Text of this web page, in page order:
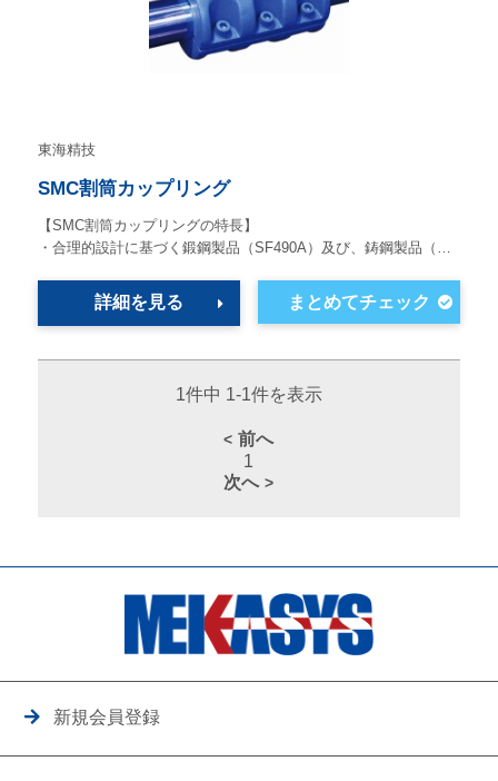
東海精技
SMC割筒カップリング
【SMC割筒カップリングの特長】
・合理的設計に基づく鍛鋼製品（SF490A）及び、鋳鋼製品（…
詳細を見る
1件中 1-1件を表示
前へ
1
次へ
新規会員登録